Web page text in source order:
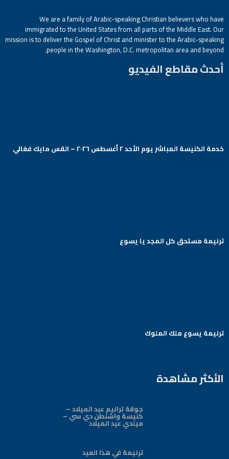
We are a family of Arabic-speaking Christian believers who have
immigrated to the United States from all parts of the Middle East. Our
mission is to deliver the Gospel of Christ and minister to the Arabic-speaking
people in the Washington, D.C. metropolitan area and beyond.
أحدث مقاطع الفيديو
خدمة الكنيسة المباشر يوم الأحد ٢ أغسطس ٢٠٢٦ – القس مايك فغالي
ترنيمة مستحق كل المجد يا يسوع
ترنيمة يسوع ملك الملوك
الأكثر مشاهدة
جوقة ترانيم عيد الميلاد –
كنيسة واشنطن دي سي –
ميلدي عيد الميلاد
ترنيمة في هذا العيد